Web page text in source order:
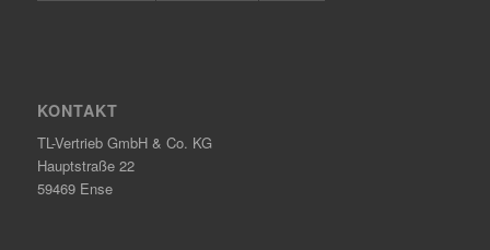
KONTAKT
TL-Vertrieb GmbH & Co. KG
Hauptstraße 22
59469 Ense